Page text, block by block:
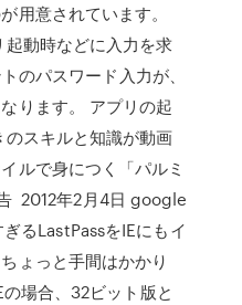
用意されています。
動時などに入力を求
のパスワード入力が、
ります。 アプリの起
スキルと知識が動画
ルで身につく「パルミ
2012年2月4日 google
るLastPassをIEにもイ
ょっと手間はかかり
場合、32ビット版と